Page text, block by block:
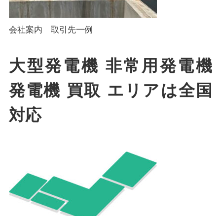
会社案内 取引先一例
大型発電機 非常用発電機
発電機 買取 エリアは全国
対応